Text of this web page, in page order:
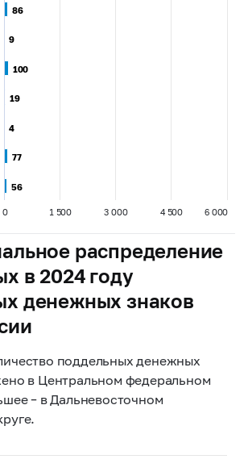
86
86
9
9
100
100
19
19
4
4
77
77
56
56
0 1 500 3 000 4 500 6 000
распределение
в 2024 году
денежных знаков
поддельных денежных
в Центральном федеральном
– в Дальневосточном